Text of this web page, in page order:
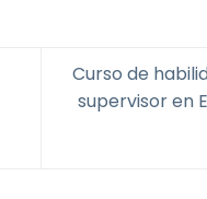
Curso de
supervisor en